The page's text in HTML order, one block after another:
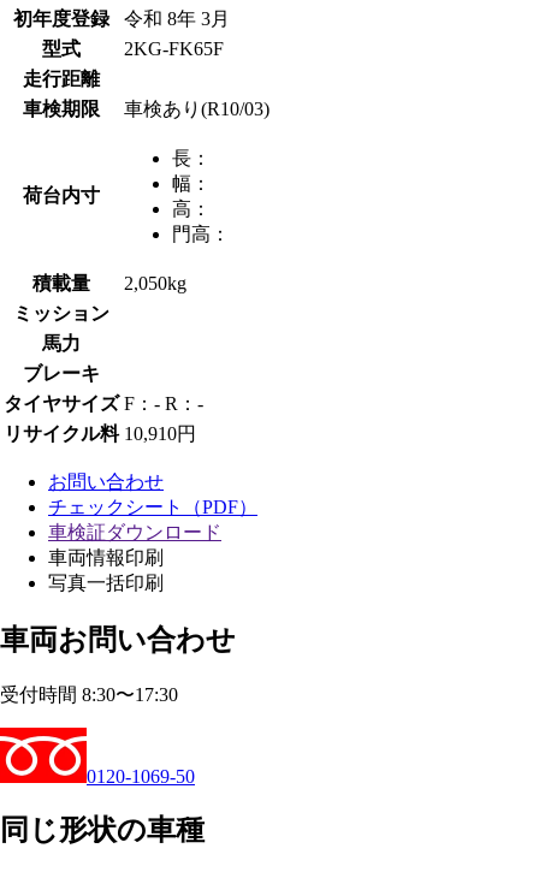
初年度登録
令和 8年 3月
型式
2KG-FK65F
走行距離
車検期限
車検あり(R10/03)
荷台内寸
長：
幅：
高：
門高：
積載量
2,050kg
ミッション
馬力
ブレーキ
タイヤサイズ F：- R：-
リサイクル料 10,910円
お問い合わせ
チェックシート（PDF）
車検証ダウンロード
車両情報印刷
写真一括印刷
車両お問い合わせ
受付時間 8:30〜17:30
0120-1069-50
同じ形状の車種